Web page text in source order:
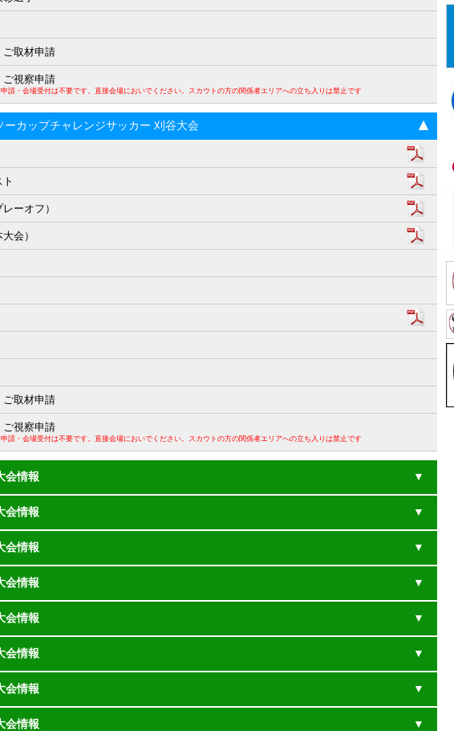
ご取材申請
ご視察申請
請・会場受付は不要です。直接会場においでください。スカウトの方の関係者エリアへの立ち入りは禁止です
ーカップチャレンジサッカー 刈谷大会
ーオフ）
会）
ご取材申請
ご視察申請
請・会場受付は不要です。直接会場においでください。スカウトの方の関係者エリアへの立ち入りは禁止です
会情報
会情報
会情報
会情報
会情報
会情報
会情報
会情報